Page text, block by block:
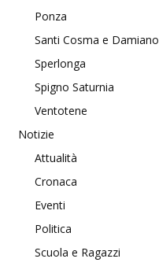
Ponza
Santi Cosma e Damiano
Sperlonga
Spigno Saturnia
Ventotene
Notizie
Attualità
Cronaca
Eventi
Politica
Scuola e Ragazzi